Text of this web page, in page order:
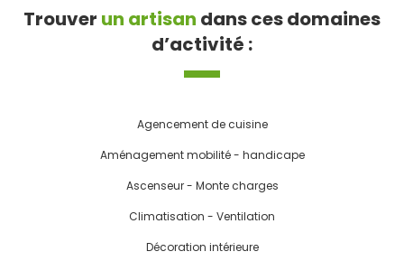
Trouver un artisan dans ces domaines
d’activité :
Agencement de cuisine
Aménagement mobilité - handicape
Ascenseur - Monte charges
Climatisation - Ventilation
Décoration intérieure